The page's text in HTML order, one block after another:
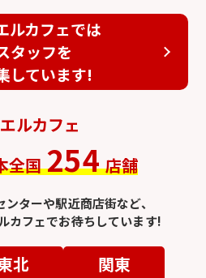
ルカフェでは
タッフを
しています!
ルカフェ
全国 254 店舗
ターや駅近商店街など、
カフェでお待ちしています!
北
関東